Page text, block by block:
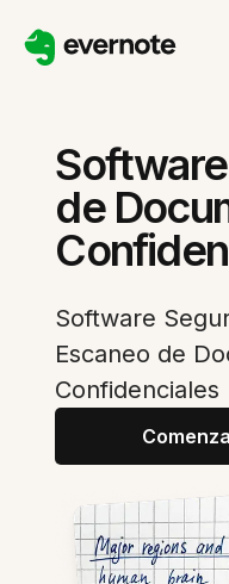
de
Software
Escaneo de
Confidenciales